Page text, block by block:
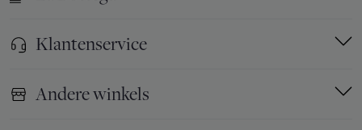
Klantenservice
Andere winkels